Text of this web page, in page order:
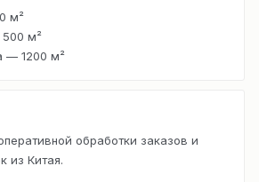
м²
м²
— 1200 м²
обработки заказов и
из Китая.